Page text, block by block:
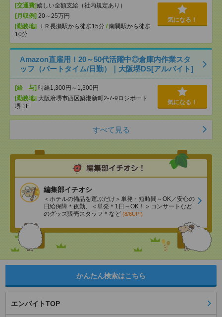
[交通費]嬉しい全額支給（社内規定あり）
[月収例] 20～25万円
[勤務地]
ＪＲ長瀬駅から徒歩15分 / 南巽駅から徒歩
10分
気になる！
Amazon直雇用！20～50代活躍中◎倉庫内作業スタ
ッフ（パートタイム/日勤）｜大阪堺DS[アルバイト]
[給 与] 時給1,300円～1,300円
[勤務地] 大阪府堺市西区築港新町2-7-9ロジポート
堺 1F
気になる！
すべて見る
編集部イチオシ
＜ホテルの備品を運ぶだけ＞単発・短時間～OK／安心の
日給保障＊夜勤、＜単発＊1日～OK！＞コンサートなど
のグッズ販売スタッフ＊など (8/6UP!)
かんたん検索はこちら
エンバイトTOP